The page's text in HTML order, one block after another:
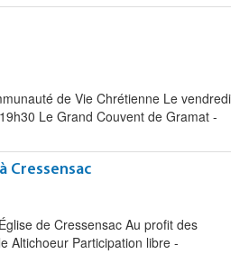
de Vie Chrétienne Le vendredi
Le Grand Couvent de Gramat -
Cressensac
de Cressensac Au profit des
Altichoeur Participation libre -